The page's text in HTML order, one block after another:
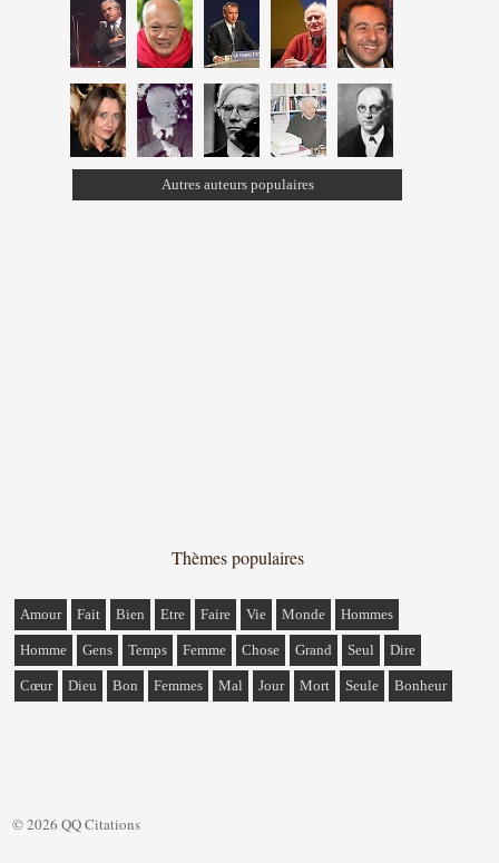
Autres auteurs populaires
Thèmes populaires
Amour Fait Bien Etre Faire Vie Monde Hommes
Homme Gens Temps Femme Chose Grand Seul Dire
Cœur Dieu Bon Femmes Mal Jour Mort Seule Bonheur
© 2026 QQ Citations